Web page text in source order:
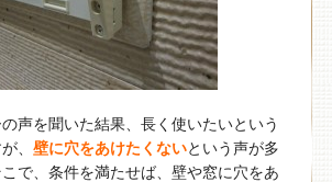
声を聞いた結果、長く使いたいという
、壁に穴をあけたくないという声が多
で、条件を満たせば、壁や窓に穴をあ